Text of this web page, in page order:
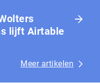
lijft Airtable
Meer artikelen